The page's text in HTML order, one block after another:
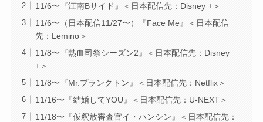
11/6〜『江南Bサイド』＜日本配信先：Disney +＞
11/6〜（日本配信11/27〜）『Face Me』＜日本配信
先：Lemino＞
11/8〜『熱血司祭シーズン2』＜日本配信先：Disney
+＞
11/8〜『Mr.プランクトン』＜日本配信先：Netflix＞
11/16〜『結婚してYOU』＜日本配信先：U-NEXT＞
11/18〜『仮釈放審査官イ・ハンシン』＜日本配信先：